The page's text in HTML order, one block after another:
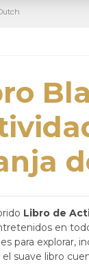
Libro de
en
para explorar,
el suave libro